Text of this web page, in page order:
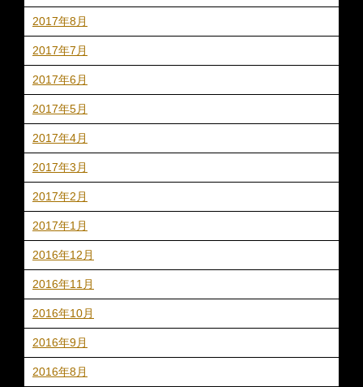
2017年8月
2017年7月
2017年6月
2017年5月
2017年4月
2017年3月
2017年2月
2017年1月
2016年12月
2016年11月
2016年10月
2016年9月
2016年8月